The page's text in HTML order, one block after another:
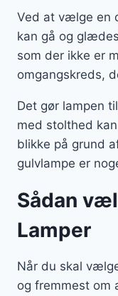
Ved at vælge en
kan gå og
som der ikke er
omgangskreds,
Det gør lampen
med stolthed
blikke på grund
gulvlampe er
Sådan
Lamper
Når du skal
og fremmest om